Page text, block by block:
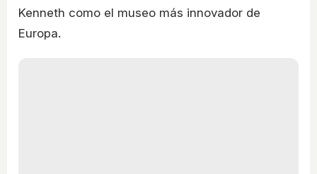
Kenneth como el museo más innovador de
Europa.